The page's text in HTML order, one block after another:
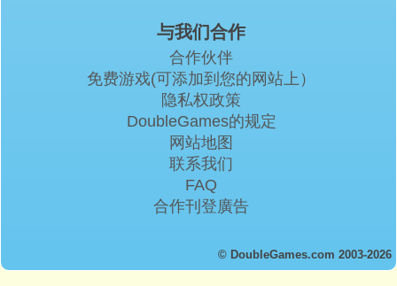
与我们合作
合作伙伴
免费游戏(可添加到您的网站上）
隐私权政策
DoubleGames的规定
网站地图
联系我们
FAQ
合作刊登廣告
© DoubleGames.com 2003-2026